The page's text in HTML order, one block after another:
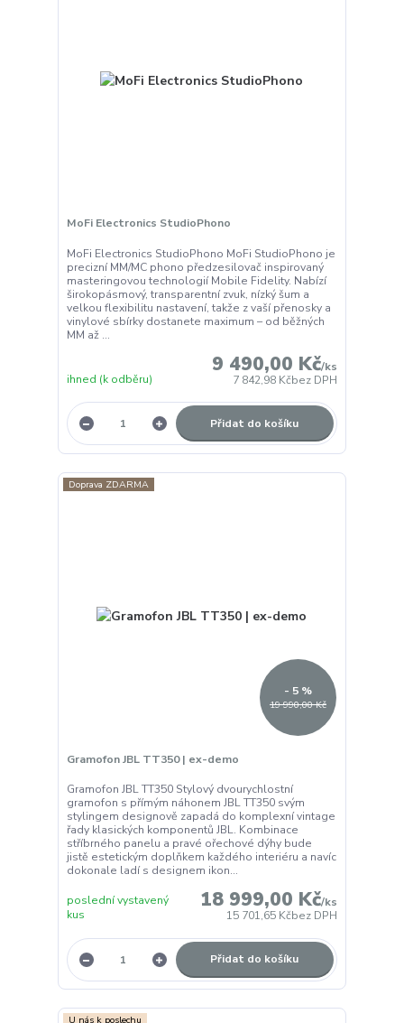
MoFi Electronics StudioPhono
MoFi Electronics StudioPhono MoFi StudioPhono je
precizní MM/MC phono předzesilovač inspirovaný
masteringovou technologií Mobile Fidelity. Nabízí
širokopásmový, transparentní zvuk, nízký šum a
velkou flexibilitu nastavení, takže z vaší přenosky a
vinylové sbírky dostanete maximum – od běžných
MM až ...
9 490,00 Kč/ks
7 842,98 Kčbez DPH
ihned (k odběru)
Přidat do košíku
Doprava ZDARMA
19 990,00 Kč
- 5 %
Gramofon JBL TT350 | ex-demo
Gramofon JBL TT350 Stylový dvourychlostní
gramofon s přímým náhonem JBL TT350 svým
stylingem designově zapadá do komplexní vintage
řady klasických komponentů JBL. Kombinace
stříbrného panelu a pravé ořechové dýhy bude
jistě estetickým doplňkem každého interiéru a navíc
dokonale ladí s designem ikon...
18 999,00 Kč/ks
15 701,65 Kčbez DPH
poslední vystavený
kus
Přidat do košíku
U nás k poslechu